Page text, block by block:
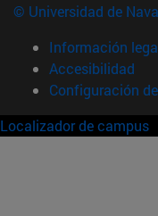
© Universidad de
Información
Accesibilidad
Configuración
Localizador de campus